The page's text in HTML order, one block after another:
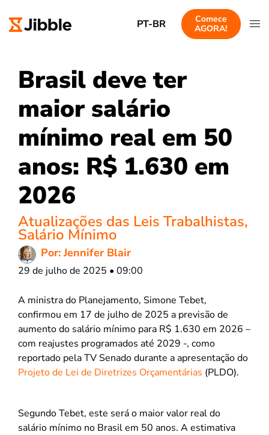
PT-BR
Comece
AGORA!
Brasil deve ter
maior salário
mínimo real em 50
anos: R$ 1.630 em
2026
Atualizações das Leis Trabalhistas,
Salário Mínimo
Por: Jennifer Blair
29 de julho de 2025 • 09:00
A ministra do Planejamento, Simone Tebet,
confirmou em 17 de julho de 2025 a previsão de
aumento do salário mínimo para R$ 1.630 em 2026 –
com reajustes programados até 2029 -, como
reportado pela TV Senado durante a apresentação do
Projeto de Lei de Diretrizes Orçamentárias (PLDO).
Segundo Tebet, este será o maior valor real do
salário mínimo no Brasil em 50 anos. A estimativa